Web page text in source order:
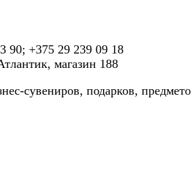
90; +375 29 239 09 18
магазин 188
сувениров, подарков,